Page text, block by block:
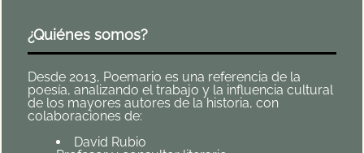
¿Quiénes somos?
Desde 2013, Poemario es una referencia de la
poesía, analizando el trabajo y la influencia cultural
de los mayores autores de la historia, con
colaboraciones de:
David Rubio